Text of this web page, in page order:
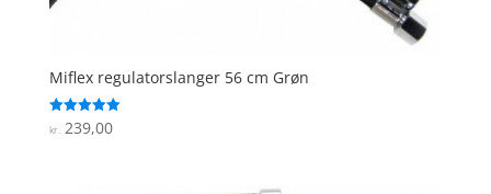
Miflex regulatorslanger 56 cm Grøn
Vurderet
5
kr. 239,00